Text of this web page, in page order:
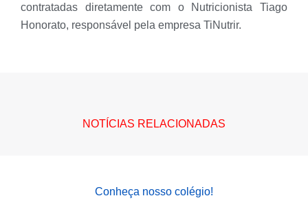
contratadas diretamente com o Nutricionista Tiago
Honorato, responsável pela empresa TiNutrir.
NOTÍCIAS RELACIONADAS
Conheça nosso colégio!